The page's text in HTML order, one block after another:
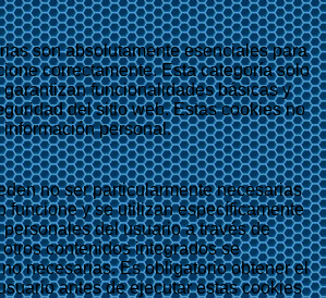
son absolutamente esenciales para
correctamente. Esta categoría solo
funcionalidades básicas y
del sitio web. Estas cookies no
personal.
no ser particularmente necesarias
funcione y se utilizan específicamente
del usuario a través de
contenidos integrados se
necesarias. Es obligatorio obtener el
antes de ejecutar estas cookies